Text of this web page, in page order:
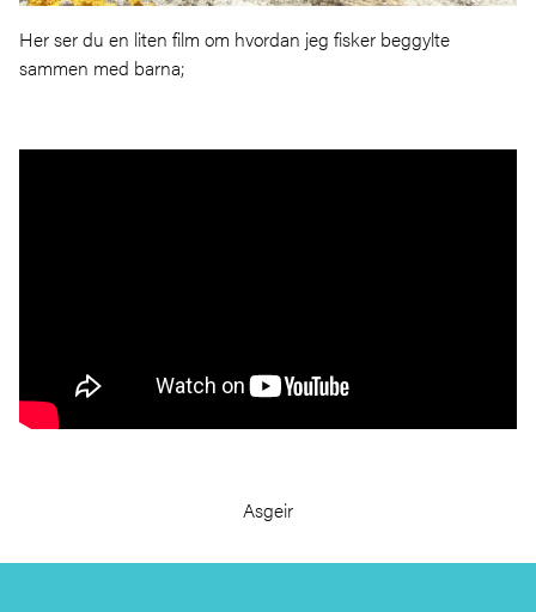
Her ser du en liten film om hvordan jeg fisker beggylte
sammen med barna;
Asgeir